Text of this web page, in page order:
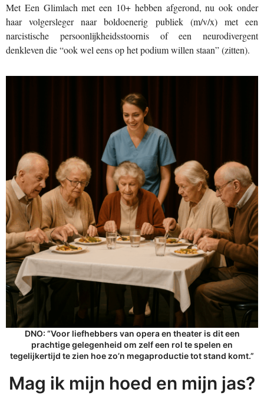
Met Een Glimlach met een 10+ hebben afgerond, nu ook onder
haar volgersleger naar boldoenerig publiek (m/v/x) met een
narcistische persoonlijkheidsstoornis of een neurodivergent
denkleven die “ook wel eens op het podium willen staan” (zitten).
DNO: “Voor liefhebbers van opera en theater is dit een
prachtige gelegenheid om zelf een rol te spelen en
tegelijkertijd te zien hoe zo’n megaproductie tot stand komt.”
Mag ik mijn hoed en mijn jas?